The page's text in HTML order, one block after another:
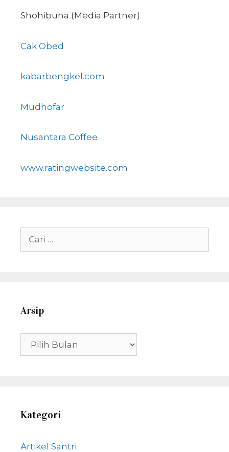
Shohibuna (Media Partner)
Cak Obed
kabarbengkel.com
Mudhofar
Nusantara Coffee
www.ratingwebsite.com
Cari
untuk:
Arsip
Arsip
Kategori
Artikel Santri